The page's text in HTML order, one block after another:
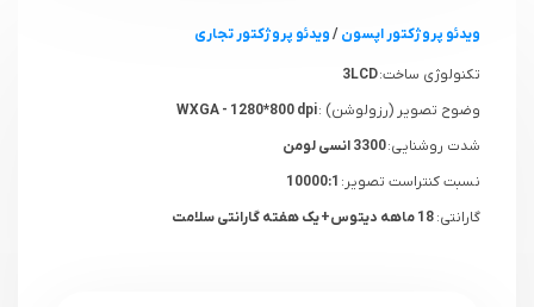
ویدئو پروژکتور اپسون/ویدئو پروژکتور تجاری
تکنولوژی ساخت:3LCD
وضوح تصویر (رزولوشن) :
شدت روشنایی:3300 انسی لومن
نسبت کنتراست تصویر:
گارانتی: